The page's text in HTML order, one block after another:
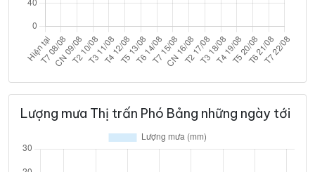
Lượng mưa Thị trấn Phó Bảng những ngày tới